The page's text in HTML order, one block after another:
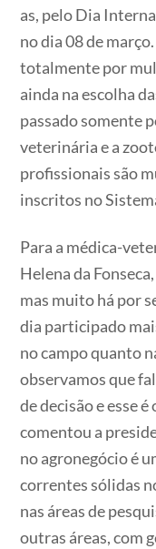
as, pelo Dia
no dia 08 de
totalmente por
ainda na escolha
passado somente
veterinária e a
profissionais são
inscritos no
Para a médica-
Helena da
mas muito há por
dia participado
no campo quanto
observamos que
de decisão e esse
comentou a
no agronegócio é
correntes sólidas
nas áreas de
outras áreas, com